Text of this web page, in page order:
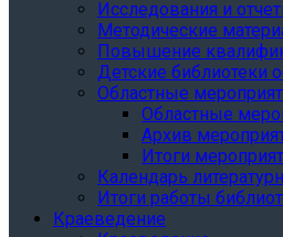
Исследования и
Методические
Повышение
Детские библиотеки
Областные
Областные
Архив
Итоги
Календарь
Итоги работы
Краеведение